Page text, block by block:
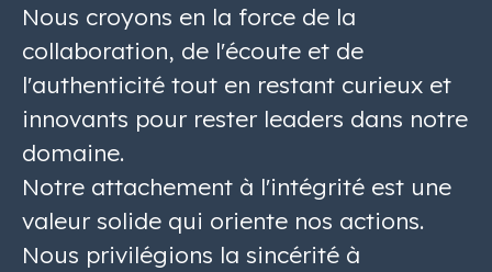
Nous croyons en la force de la
collaboration, de l'écoute et de
l'authenticité tout en restant curieux et
innovants pour rester leaders dans notre
domaine.
Notre attachement à l'intégrité est une
valeur solide qui oriente nos actions.
Nous privilégions la sincérité à